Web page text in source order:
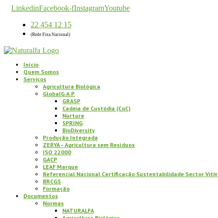
LinkedinFacebook-fInstagramYoutube
22 454 12 15
(Rede Fixa Nacional)
Início
Quem Somos
Serviços
Agricultura Biológica
GlobalG.A.P.
GRASP
Cadeia de Custódia (CoC)
Nurture
SPRING
BioDiversity
Produção Integrada
ZERYA – Agricultura sem Resíduos
ISO 22000
GACP
LEAF Marque
Referencial Nacional Certificação Sustentabilidade Sector
BRCGS
Formação
Documentos
Normas
NATURALFA